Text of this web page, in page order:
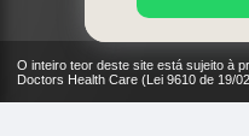
O inteiro teor deste site está sujeito à
Doctors Health Care (Lei 9610 de 19/